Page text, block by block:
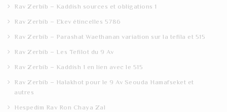
Rav Zerbib – Kaddish sources et obligations 1
Rav Zerbib – Ekev étincelles 5786
Rav Zerbib – Parashat Waethanan variation sur la tefila et 515
Rav Zerbib – Les Tefilot du 9 Av
Rav Zerbib – Kaddish 1 en lien avec le 515
Rav Zerbib – Halakhot pour le 9 Av Seouda Hamafseket et
autres
Hespedim Rav Ron Chaya Zal